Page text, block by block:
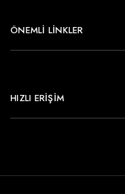
ÖNEMLI LINKLER
HIZLI ERİŞİM